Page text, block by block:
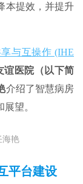
本提效，并提升
与互操作 (IHE
谊医院（以下简
介绍了智慧病房
望。
海艳
平台建设